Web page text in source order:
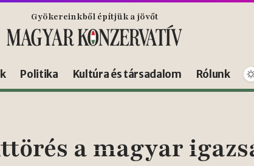
Gyökereinkből építjük a jövőt
Politika Kultúra és társadalom Rólunk
a magyar